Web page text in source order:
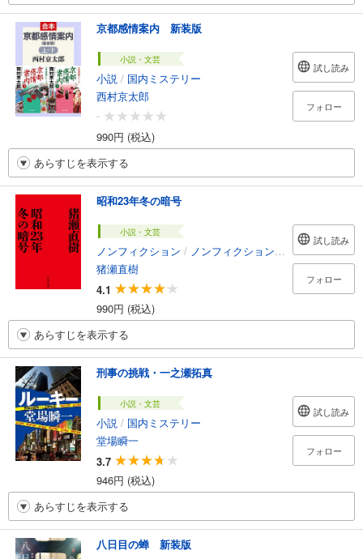
京都感情案内 新装版
小説・文芸
小説 / 国内ミステリー
西村京太郎
-
990円 (税込)
試し読み
フォロー
あらすじを表示する
昭和23年冬の暗号
小説・文芸
ノンフィクション / ノンフィクション・ドキュメンタリー
猪瀬直樹
4.1
990円 (税込)
試し読み
フォロー
あらすじを表示する
刑事の挑戦・一之瀬拓真
小説・文芸
小説 / 国内ミステリー
堂場瞬一
3.7
946円 (税込)
試し読み
フォロー
あらすじを表示する
八日目の蝉 新装版